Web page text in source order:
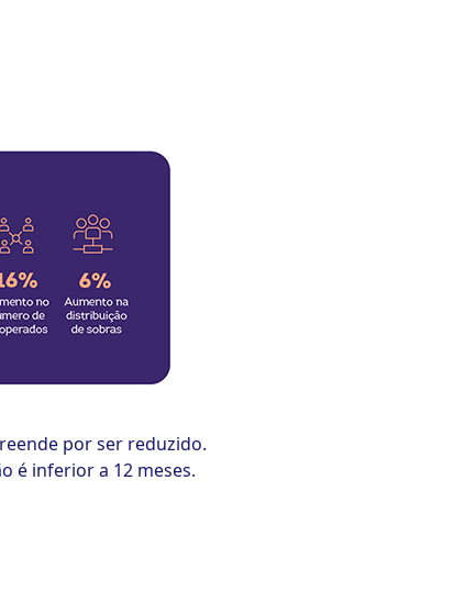
por ser reduzido.
é inferior a 12 meses.